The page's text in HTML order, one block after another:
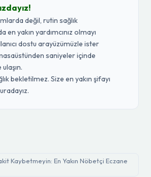
değil, rutin sağlık
en yakın yardımcınız olmayı
dostu arayüzümüzle ister
saniyeler içinde
ulaşın.
bekletilmez. Size en yakın şifayı
Kaybetmeyin: En Yakın Nöbetçi Eczane